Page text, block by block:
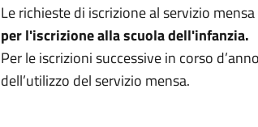
Le richieste di iscrizione al servizio
per l'iscrizione alla scuola dell'infanzia.
Per le iscrizioni successive in corso
dell’utilizzo del servizio mensa.